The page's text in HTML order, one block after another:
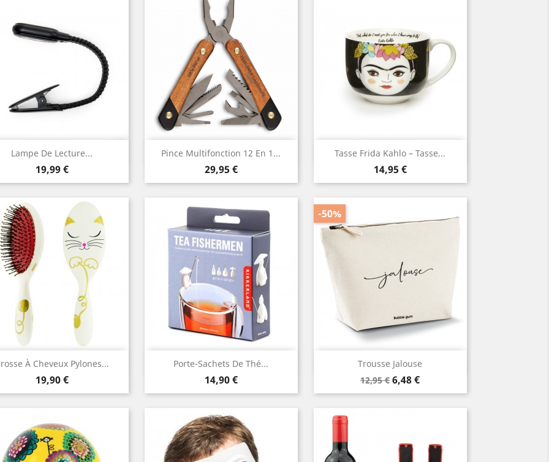
Lampe De Lecture...
Prix
19,99 €
Aperçu rapide Pince Multifonction 12 En 1...
Prix
29,95 €
Aperçu rapide Tasse Frida Kahlo – Tasse...
Prix
14,95 €
Aperçu rapide
À Cheveux Pylones...
Prix
19,90 €
Aperçu rapide Porte-Sachets De Thé...
Prix
14,90 €
Aperçu rapide Trousse Jalouse
Prix
de
12,95 € Prix
6,48 €
-50%
Aperçu rapide